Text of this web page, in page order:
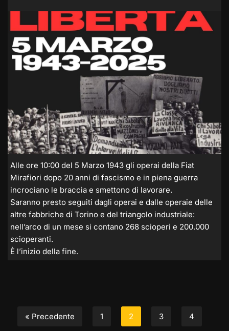
Alle ore 10:00 del 5 Marzo 1943 gli operai della Fiat
Mirafiori dopo 20 anni di fascismo e in piena guerra
incrociano le braccia e smettono di lavorare.
Saranno presto seguiti dagli operai e dalle operaie delle
altre fabbriche di Torino e del triangolo industriale:
nell’arco di un mese si contano 268 scioperi e 200.000
scioperanti.
È l’inizio della fine.
« Precedente 1 2 3 4